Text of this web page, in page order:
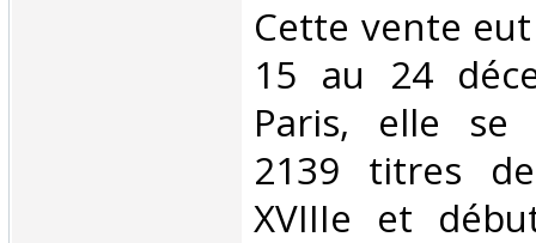
‎Cette vente
15 au 24
Paris, elle se
2139 titres
XVIIIe et